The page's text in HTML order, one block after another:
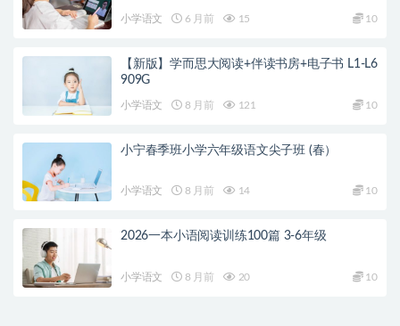
小学语文 6 月前 15 10
【新版】学而思大阅读+伴读书房+电子书 L1-L6
909G
小学语文 8 月前 121 10
小宁春季班小学六年级语文尖子班 (春）
小学语文 8 月前 14 10
2026一本小语阅读训练100篇 3-6年级
小学语文 8 月前 20 10